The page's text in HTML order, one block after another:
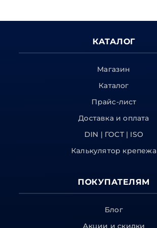
КАТАЛОГ
Магазин
Каталог
Прайс-лист
Доставка и оплата
DIN | ГОСТ | ISO
Калькулятор крепежа
ПОКУПАТЕЛЯМ
Блог
Акции и скидки